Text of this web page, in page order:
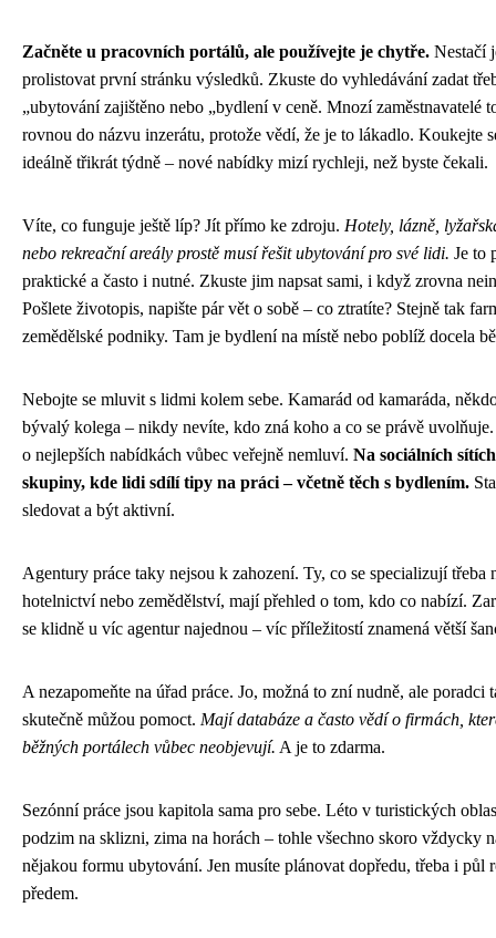
Začněte u pracovních portálů, ale používejte je chytře. Nestačí
prolistovat první stránku výsledků. Zkuste do vyhledávání zadat
„ubytování zajištěno nebo „bydlení v ceně. Mnozí zaměstnavatelé
rovnou do názvu inzerátu, protože vědí, že je to lákadlo. Koukejte
ideálně třikrát týdně – nové nabídky mizí rychleji, než byste čekali.
Víte, co funguje ještě líp? Jít přímo ke zdroju. Hotely, lázně,
nebo rekreační areály prostě musí řešit ubytování pro své lidi. Je to
praktické a často i nutné. Zkuste jim napsat sami, i když zrovna
Pošlete životopis, napište pár vět o sobě – co ztratíte? Stejně tak
zemědělské podniky. Tam je bydlení na místě nebo poblíž docela
Nebojte se mluvit s lidmi kolem sebe. Kamarád od kamaráda,
bývalý kolega – nikdy nevíte, kdo zná koho a co se právě
o nejlepších nabídkách vůbec veřejně nemluví. Na sociálních
skupiny, kde lidi sdílí tipy na práci – včetně těch s bydlením.
sledovat a být aktivní.
Agentury práce taky nejsou k zahození. Ty, co se specializují třeba
hotelnictví nebo zemědělství, mají přehled o tom, kdo co nabízí.
se klidně u víc agentur najednou – víc příležitostí znamená větší
A nezapomeňte na úřad práce. Jo, možná to zní nudně, ale poradci
skutečně můžou pomoct. Mají databáze a často vědí o firmách,
běžných portálech vůbec neobjevují. A je to zdarma.
Sezónní práce jsou kapitola sama pro sebe. Léto v turistických
podzim na sklizni, zima na horách – tohle všechno skoro vždycky
nějakou formu ubytování. Jen musíte plánovat dopředu, třeba i půl
předem.